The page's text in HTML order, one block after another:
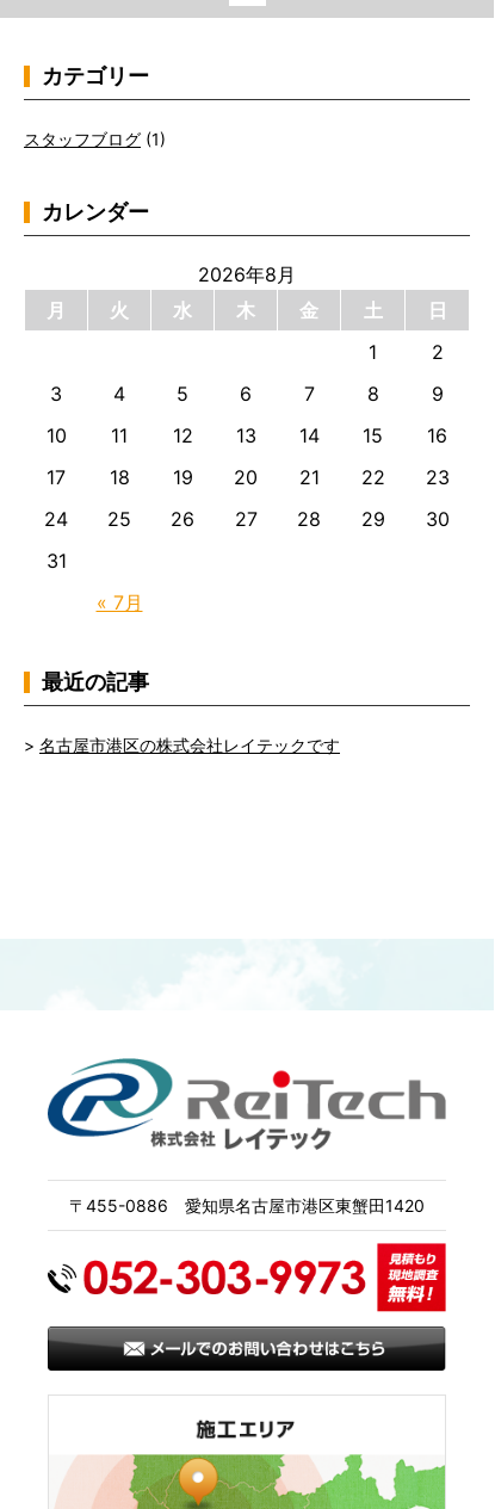
カテゴリー
スタッフブログ (1)
カレンダー
2026年8月
月
火 水 木 金 土 日
« 7月
1
2
3
4 5 6 7 8
9
10
11 12 13 14 15
16
17
18 19 20 21 22
23
24
25 26 27 28 29
30
31
最近の記事
名古屋市港区の株式会社レイテックです
〒455-0886 愛知県名古屋市港区東蟹田1420